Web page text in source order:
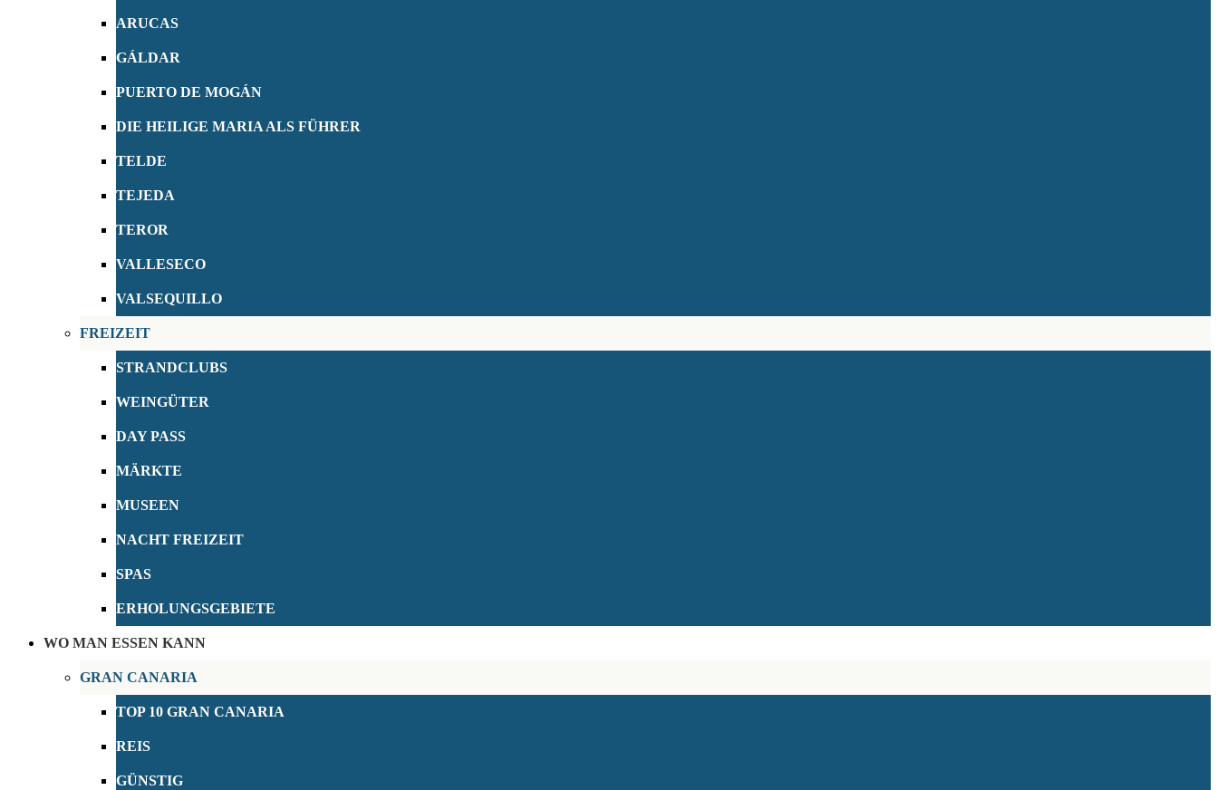
ARUCAS
GÁLDAR
PUERTO DE MOGÁN
DIE HEILIGE MARIA ALS FÜHRER
TELDE
TEJEDA
TEROR
VALLESECO
VALSEQUILLO
FREIZEIT
STRANDCLUBS
WEINGÜTER
DAY PASS
MÄRKTE
MUSEEN
NACHT FREIZEIT
SPAS
ERHOLUNGSGEBIETE
WO MAN ESSEN KANN
GRAN CANARIA
TOP 10 GRAN CANARIA
REIS
GÜNSTIG